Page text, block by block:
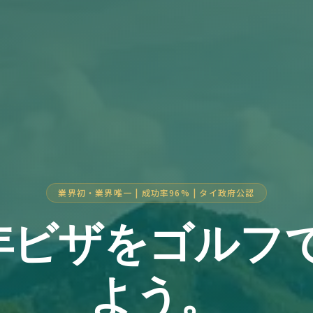
業界初・業界唯一 | 成功率96% | タイ政府公認
ザをゴルフ
よう。